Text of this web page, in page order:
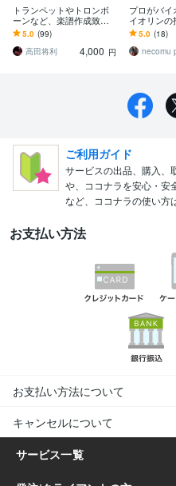
トランペットやトロンボ
ーンなど、楽譜作成致し
ます アドリブコピー、好
きな曲のメロディー譜、
自分用アドリブ作成等
5.0 (99)
高田将利
4,000 円
プロがバイ
イオリンの
す 皆さんの
てください
奏曲、室内
5.0 (18)
ご利用ガイド
サービスの出品、購入、
や、ココナラを安心・安
など、ココナラの使い方
お支払い方法
お支払い方法について
キャンセルについて